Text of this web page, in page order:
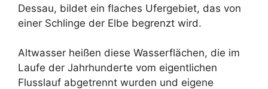
Dessau, bildet ein flaches Ufergebiet, das von
einer Schlinge der Elbe begrenzt wird.
Altwasser heißen diese Wasserflächen, die im
Laufe der Jahrhunderte vom eigentlichen
Flusslauf abgetrennt wurden und eigene